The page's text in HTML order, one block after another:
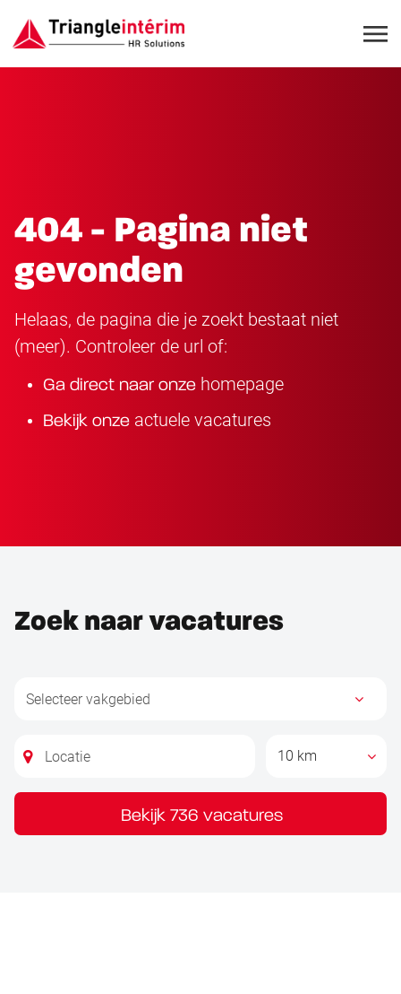
404 - Pagina niet
gevonden
Helaas, de pagina die je zoekt bestaat niet
(meer). Controleer de url of:
Ga direct naar onze homepage
Bekijk onze actuele vacatures
Zoek naar vacatures
10 km
Bekijk 736 vacatures